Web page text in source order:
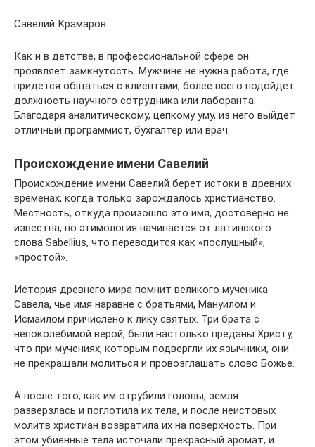
Савелий Крамаров
Как и в детстве, в профессиональной сфере он
проявляет замкнутость. Мужчине не нужна работа, где
придется общаться с клиентами, более всего подойдет
должность научного сотрудника или лаборанта.
Благодаря аналитическому, цепкому уму, из него выйдет
отличный программист, бухгалтер или врач.
Происхождение имени Савелий
Происхождение имени Савелий берет истоки в древних
временах, когда только зарождалось христианство.
Местность, откуда произошло это имя, достоверно не
известна, но этимология начинается от латинского
слова Sabellius, что переводится как «послушный»,
«простой».
История древнего мира помнит великого мученика
Савела, чье имя наравне с братьями, Мануилом и
Исмаилом причислено к лику святых. Три брата с
непоколебимой верой, были настолько преданы Христу,
что при мучениях, которым подвергли их язычники, они
не прекращали молиться и провозглашать слово Божье.
А после того, как им отрубили головы, земля
разверзлась и поглотила их тела, и после неистовых
молитв христиан возвратила их на поверхность. При
этом убиенные тела источали прекрасный аромат, и